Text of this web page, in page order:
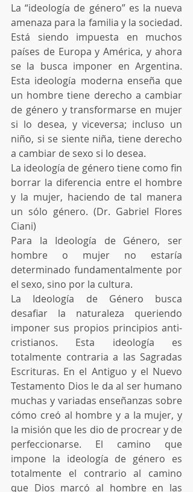
La “ideología de género” es la nueva
amenaza para la familia y la sociedad.
Está siendo impuesta en muchos
países de Europa y América, y ahora
se la busca imponer en Argentina.
Esta ideología moderna enseña que
un hombre tiene derecho a cambiar
de género y transformarse en mujer
si lo desea, y viceversa; incluso un
niño, si se siente niña, tiene derecho
a cambiar de sexo si lo desea.
La ideología de género tiene como fin
borrar la diferencia entre el hombre
y la mujer, haciendo de tal manera
un sólo género. (Dr. Gabriel Flores
Ciani)
Para la Ideología de Género, ser
hombre o mujer no estaría
determinado fundamentalmente por
el sexo, sino por la cultura.
La Ideología de Género busca
desafiar la naturaleza queriendo
imponer sus propios principios anti-
cristianos. Esta ideología es
totalmente contraria a las Sagradas
Escrituras. En el Antiguo y el Nuevo
Testamento Dios le da al ser humano
muchas y variadas enseñanzas sobre
cómo creó al hombre y a la mujer, y
la misión que les dio de procrear y de
perfeccionarse. El camino que
impone la ideología de género es
totalmente el contrario al camino
que Dios marcó al hombre en las